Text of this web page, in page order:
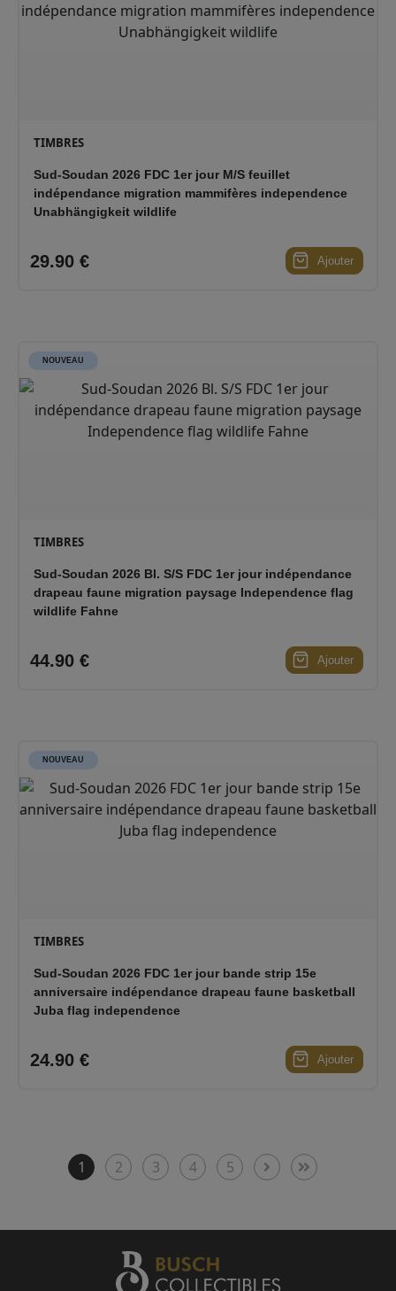
TIMBRES
Sud-Soudan 2026 FDC 1er jour M/S feuillet
indépendance migration mammifères independence
Unabhängigkeit wildlife
29.90 € Ajouter
NOUVEAU
TIMBRES
Sud-Soudan 2026 Bl. S/S FDC 1er jour indépendance
drapeau faune migration paysage Independence flag
wildlife Fahne
44.90 € Ajouter
NOUVEAU
TIMBRES
Sud-Soudan 2026 FDC 1er jour bande strip 15e
anniversaire indépendance drapeau faune basketball
Juba flag independence
24.90 € Ajouter
1 2 3 4 5